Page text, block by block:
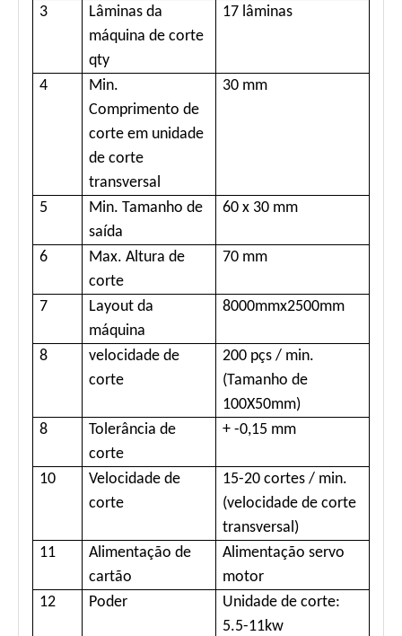
3
Lâminas da
máquina de corte
qty
17 lâminas
4
Min.
Comprimento de
corte em unidade
de corte
transversal
30 mm
5
Min. Tamanho de
saída
60 x 30 mm
6
Max. Altura de
corte
70 mm
7
Layout da
máquina
8000mmx2500mm
8
velocidade de
corte
200 pçs / min.
(Tamanho de
100X50mm)
8
Tolerância de
corte
+ -0,15 mm
10
Velocidade de
corte
15-20 cortes / min.
(velocidade de corte
transversal)
11
Alimentação de
cartão
Alimentação servo
motor
12
Poder
Unidade de corte:
5.5-11kw